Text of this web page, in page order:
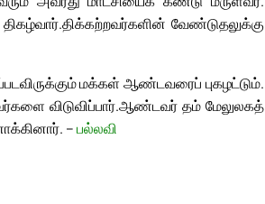
திக்கற்றவர்களின் வேண்டுதலுக்கு
மக்கள் ஆண்டவரைப் புகழட்டும்.
விடுவிப்பார்.ஆண்டவர் தம் மேலுலகத்
–பல்லவி